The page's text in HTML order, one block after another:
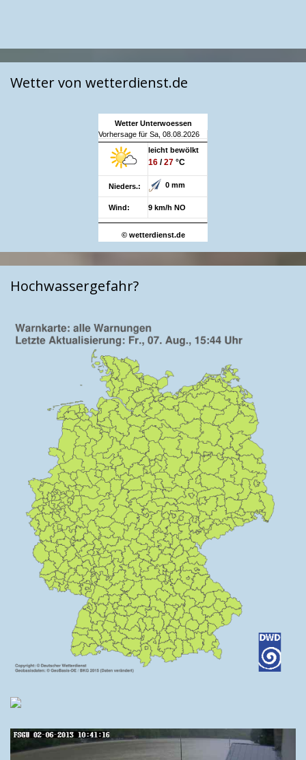
Wetter von wetterdienst.de
Wetter Unterwoessen
Vorhersage für Sa, 08.08.2026
leicht bewölkt
16 /27 °C
Nieders.: 0 mm
Wind: 9 km/h NO
© wetterdienst.de
Hochwassergefahr?